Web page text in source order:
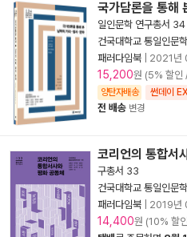
국가담론을 통해
일인문학 연구총서 34
건국대학교 통일인문
패러다임북
2021년
15,200원 (5% 할
양탄자배송 썬데이
전 배송 변경
코리언의 통합서
구총서 33
건국대학교 통일인문
패러다임북
2019년
14,400원 (10% 할